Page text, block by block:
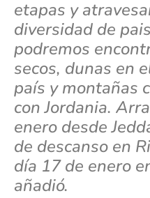
etapas y
diversidad de
podremos
secos, dunas en
país y montañas
con Jordania.
enero desde
de descanso en
día 17 de enero
añadió.